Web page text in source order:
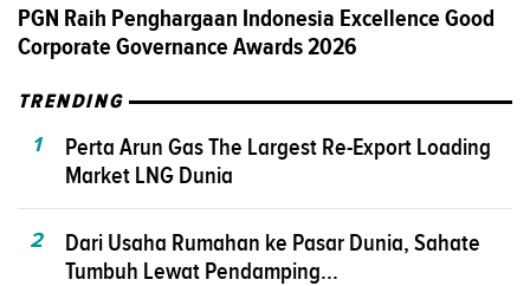
PGN Raih Penghargaan Indonesia Excellence Good
Corporate Governance Awards 2026
TRENDING
1
Perta Arun Gas The Largest Re-Export Loading
Market LNG Dunia
2
Dari Usaha Rumahan ke Pasar Dunia, Sahate
Tumbuh Lewat Pendamping...